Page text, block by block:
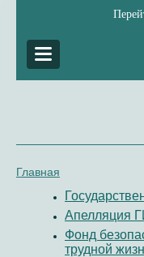
Главная
Апелляция
Фонд
трудной